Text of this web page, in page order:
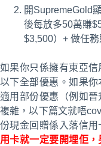
開SupremeGold
後每放多50萬賺
$3,500）+ 做任
如果你只係擁有東亞
以下全部優惠。如果
適用部份優惠（例如
複雜，以下篇文就唔
份現金回贈係入落信用
用卡就一定要開埋佢